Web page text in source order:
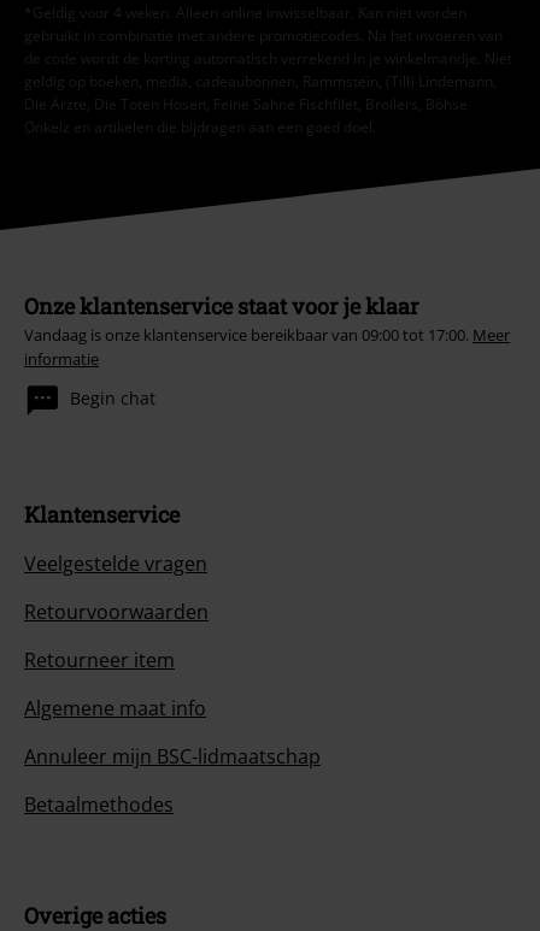
*Geldig voor 4 weken. Alleen online inwisselbaar. Kan niet worden
gebruikt in combinatie met andere promotiecodes. Na het invoeren van
de code wordt de korting automatisch verrekend in je winkelmandje. Niet
geldig op boeken, media, cadeaubonnen, Rammstein, (Till) Lindemann,
Die Ärzte, Die Toten Hosen, Feine Sahne Fischfilet, Broilers, Böhse
Onkelz en artikelen die bijdragen aan een goed doel.
Onze klantenservice staat voor je klaar
Vandaag is onze klantenservice bereikbaar van 09:00 tot 17:00. Meer
informatie
Begin chat
Klantenservice
Veelgestelde vragen
Retourvoorwaarden
Retourneer item
Algemene maat info
Annuleer mijn BSC-lidmaatschap
Betaalmethodes
Overige acties